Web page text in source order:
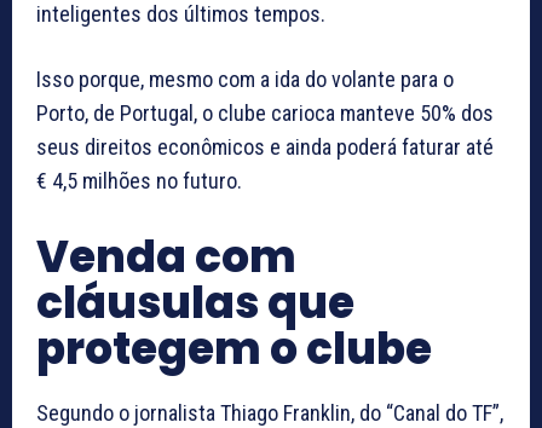
inteligentes dos últimos tempos.
Isso porque, mesmo com a ida do volante para o
Porto, de Portugal, o clube carioca manteve 50% dos
seus direitos econômicos e ainda poderá faturar até
€ 4,5 milhões no futuro.
Venda com
cláusulas que
protegem o clube
Segundo o jornalista Thiago Franklin, do “Canal do TF”,